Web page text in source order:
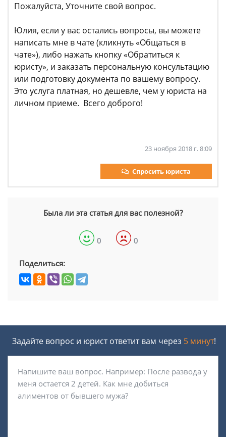
Пожалуйста, Уточните свой вопрос.
Юлия, если у вас остались вопросы, вы можете
написать мне в чате (кликнуть «Общаться в
чате»), либо нажать кнопку «Обратиться к
юристу», и заказать персональную консультацию
или подготовку документа по вашему вопросу.
Это услуга платная, но дешевле, чем у юриста на
личном приеме. Всего доброго!
23 ноября 2018 г. 8:09
Спросить юриста
Была ли эта статья для вас полезной?
0 0
Поделиться:
Задайте вопрос и юрист ответит вам через 5 минут!